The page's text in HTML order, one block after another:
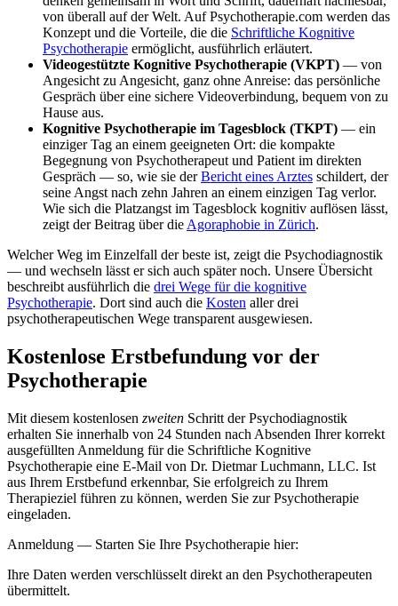
von überall auf der Welt. Auf Psychotherapie.com werden das
Konzept und die Vorteile, die die Schriftliche Kognitive
Psychotherapie ermöglicht, ausführlich erläutert.
Videogestützte Kognitive Psychotherapie (VKPT) — von
Angesicht zu Angesicht, ganz ohne Anreise: das persönliche
Gespräch über eine sichere Videoverbindung, bequem von zu
Hause aus.
Kognitive Psychotherapie im Tagesblock (TKPT) — ein
einziger Tag an einem geeigneten Ort: die kompakte
Begegnung von Psychotherapeut und Patient im direkten
Gespräch — so, wie sie derBericht eines Arztes schildert, der
seine Angst nach zehn Jahren an einem einzigen Tag verlor.
Wie sich die Platzangst im Tagesblock kognitiv auflösen lässt,
zeigt der Beitrag über die Agoraphobie in Zürich.
Welcher Weg im Einzelfall der beste ist, zeigt die Psychodiagnostik
— und wechseln lässt er sich auch später noch. Unsere Übersicht
beschreibt ausführlich die drei Wege für die kognitive
Psychotherapie. Dort sind auch die Kosten aller drei
psychotherapeutischen Wege transparent ausgewiesen.
Kostenlose Erstbefundung vor der
Psychotherapie
Mit diesem kostenlosen zweiten Schritt der Psychodiagnostik
erhalten Sie innerhalb von 24 Stunden nach Absenden Ihrer korrekt
ausgefüllten Anmeldung für die Schriftliche Kognitive
Psychotherapie eine E-Mail von Dr. Dietmar Luchmann, LLC. Ist
aus Ihrem Erstbefund erkennbar, Sie erfolgreich zu Ihrem
Therapieziel führen zu können, werden Sie zur Psychotherapie
eingeladen.
Anmeldung — Starten Sie Ihre Psychotherapie hier:
Ihre Daten werden verschlüsselt direkt an den Psychotherapeuten
übermittelt.